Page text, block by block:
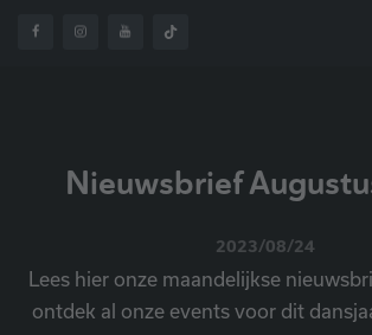
HOME OVER
Nieuwsbrief
2023/08/24
Lees hier onze maandelijkse
ontdek al onze events voor dit